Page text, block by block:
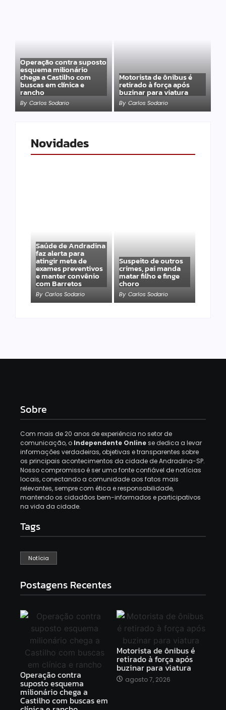
Operação contra suposto
esquema milionário
chega a Castilho com
buscas em clínica e
rancho
By Carlos Sodario
Motorista de ônibus é
retirado à força após
buzinar para viatura
By Carlos Sodario
Novidades
Saúde de Andradina
faz alerta para
atingir meta de
exames preventivos
e manter convênio
com Barretos
By Carlos Sodario
Suspeito de outros
crimes, pai manda
matar filho e finge
choro
By Carlos Sodario
Sobre
Com mais de 20 anos de experiência no setor de
comunicação, o Independente Onlinese dedica a levar
informações verdadeiras, objetivas e transparentes sobre
os principais acontecimentos da cidade de Andradina-SP.
Nosso compromisso é ser uma fonte confiável de notícias
locais, conectando a comunidade aos fatos mais
relevantes, sempre com ética e responsabilidade,
mantendo os cidadãos bem-informados e participativos
na vida da cidade.
Tags
Notícia
Postagens Recentes
Operação contra
suposto esquema
milionário chega a
Castilho com buscas em
Motorista de ônibus é
retirado à força após
buzinar para viatura
agosto 7, 2026